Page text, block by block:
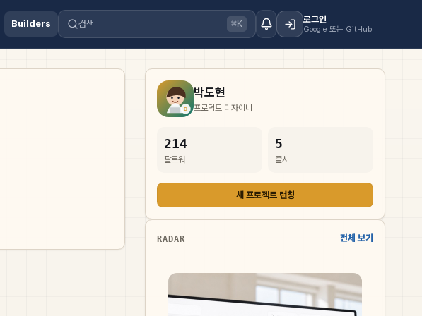
Builders 검색 ⌘K 로그인
Google 또는 GitHub
박도현
프로덕트 디자이너
214
팔로워
5
출시
새 프로젝트 런칭
RADAR 전체 보기